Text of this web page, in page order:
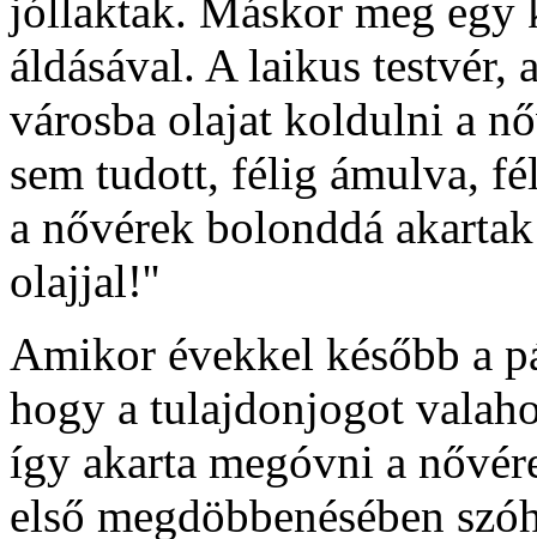
jóllaktak. Máskor meg
áldásával. A laikus
városba olajat koldulni a
sem tudott, félig ámulva,
a nővérek bolonddá
olajjal!''
Amikor évekkel később a
hogy a tulajdonjogot
így akarta megóvni a
első megdöbbenésében